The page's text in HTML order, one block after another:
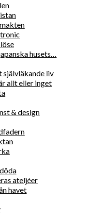
husets…
liv
allt eller inget
& design
ateljéer
havet